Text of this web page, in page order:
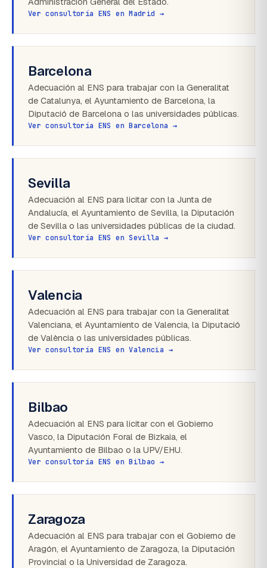
Ver consultoría ENS en Madrid →
Barcelona
Adecuación al ENS para trabajar con la Generalitat
de Catalunya, el Ayuntamiento de Barcelona, la
Diputació de Barcelona o las universidades públicas.
Ver consultoría ENS en Barcelona →
Sevilla
Adecuación al ENS para licitar con la Junta de
Andalucía, el Ayuntamiento de Sevilla, la Diputación
de Sevilla o las universidades públicas de la ciudad.
Ver consultoría ENS en Sevilla →
Valencia
Adecuación al ENS para trabajar con la Generalitat
Valenciana, el Ayuntamiento de Valencia, la Diputació
de València o las universidades públicas.
Ver consultoría ENS en Valencia →
Bilbao
Adecuación al ENS para licitar con el Gobierno
Vasco, la Diputación Foral de Bizkaia, el
Ayuntamiento de Bilbao o la UPV/EHU.
Ver consultoría ENS en Bilbao →
Zaragoza
Adecuación al ENS para trabajar con el Gobierno de
Aragón, el Ayuntamiento de Zaragoza, la Diputación
Provincial o la Universidad de Zaragoza.